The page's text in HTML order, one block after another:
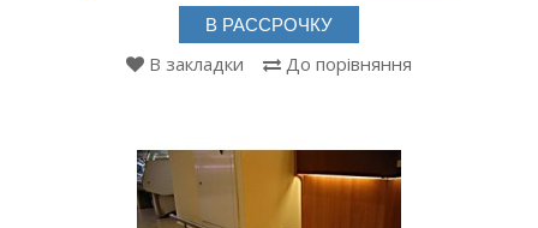
В РАССРОЧКУ
В закладки До порівняння